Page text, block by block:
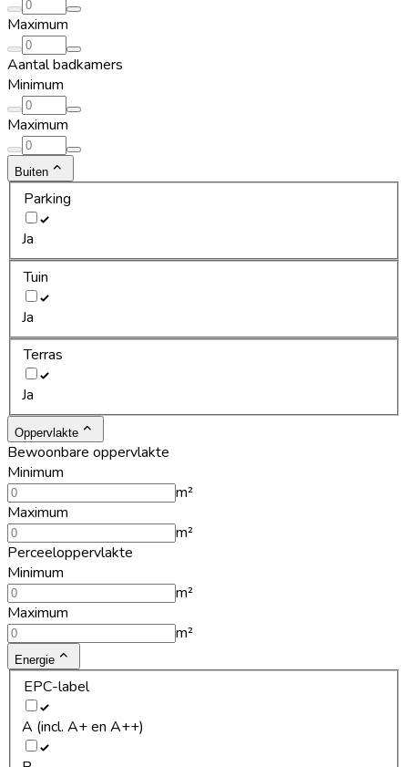
Maximum
Aantal badkamers
Minimum
Maximum
Buiten
Parking
Ja
Tuin
Ja
Terras
Ja
Oppervlakte
Bewoonbare oppervlakte
Minimum
m²
Maximum
m²
Perceeloppervlakte
Minimum
m²
Maximum
m²
Energie
EPC-label
A (incl. A+ en A++)